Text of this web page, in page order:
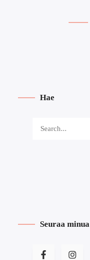
Hae
Seuraa minua